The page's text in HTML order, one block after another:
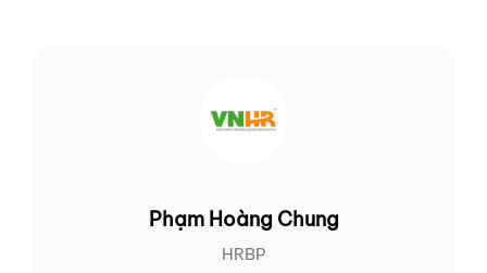
Phạm Hoàng Chung
HRBP